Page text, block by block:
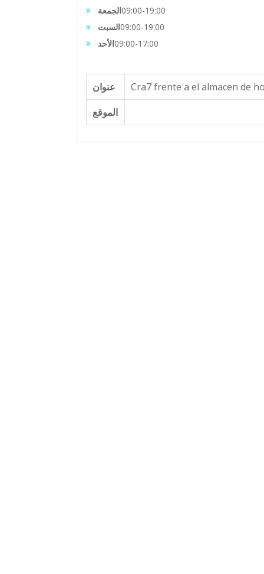
الجمعة09:00-19:00
السبت09:00-19:00
الأحد09:00-17:00
عنوان
Cra7 frente a el almacen de
الموقع